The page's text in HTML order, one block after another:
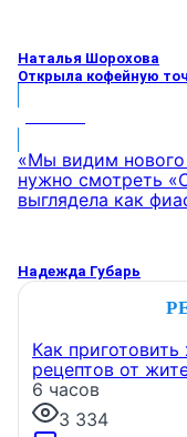
Наталья Шорохова
Открыла кофейную
«Мы видим
нужно смотреть
выглядела как
Надежда Губарь
Как
рецептов от
6 часов
3 334